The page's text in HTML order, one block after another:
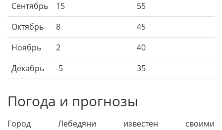
Сентябрь
15
55
Октябрь
8
45
Ноябрь
2
40
Декабрь
-5 35
Погода и прогнозы
Город Лебедяни известен своими